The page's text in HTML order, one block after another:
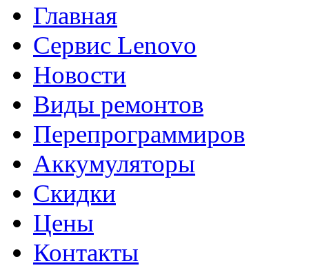
Главная
Сервис Lenovo
Новости
Виды ремонтов
Перепрограммиров
Аккумуляторы
Скидки
Цены
Контакты